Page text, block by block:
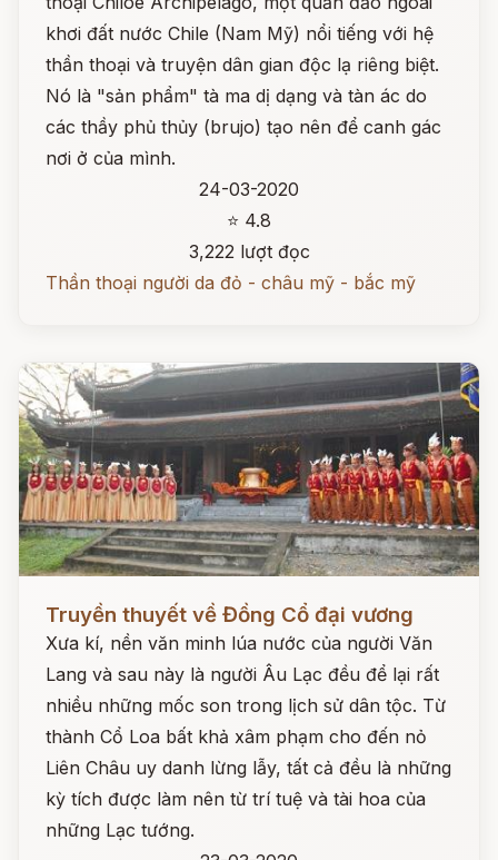
khơi đất nước Chile (Nam Mỹ) nổi tiếng với hệ
thần thoại và truyện dân gian độc lạ riêng biệt.
Nó là "sản phẩm" tà ma dị dạng và tàn ác do
các thầy phủ thủy (brujo) tạo nên để canh gác
nơi ở của mình.
24-03-2020
⭐ 4.8
3,222 lượt đọc
Thần thoại người da đỏ - châu mỹ - bắc mỹ
Đọc ngay
Truyền thuyết về Đồng Cổ đại vương
Xưa kí, nền văn minh lúa nước của người Văn
Lang và sau này là người Âu Lạc đều để lại rất
nhiều những mốc son trong lịch sử dân tộc. Từ
thành Cổ Loa bất khả xâm phạm cho đến nỏ
Liên Châu uy danh lừng lẫy, tất cả đều là những
kỳ tích được làm nên từ trí tuệ và tài hoa của
những Lạc tướng.